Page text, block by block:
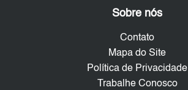
Sobre nós
Contato
Mapa do Site
Política de Privacidade
Trabalhe Conosco